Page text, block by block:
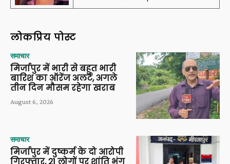
लोकप्रिय पोस्ट
समाचार
मिर्जापुर में भारी से बहुत भारी
बारिश का ऑरेंज अलर्ट, अगले
तीन दिन मौसम रहेगा खराब
August 6, 2026
समाचार
मिर्जापुर में दुष्कर्म के दो आरोपी